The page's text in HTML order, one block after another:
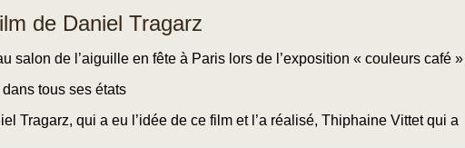
de Daniel Tragarz
salon de l’aiguille en fête à Paris lors de l’exposition « couleurs café »
tous ses états
Tragarz, qui a eu l’idée de ce film et l’a réalisé, Thiphaine Vittet qui a